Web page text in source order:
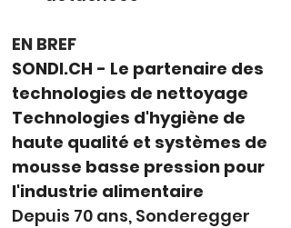
EN BREF
SONDI.CH - Le partenaire des
technologies de nettoyage
Technologies d'hygiène de
haute qualité et systèmes de
mousse basse pression pour
l'industrie alimentaire
Depuis 70 ans, Sonderegger